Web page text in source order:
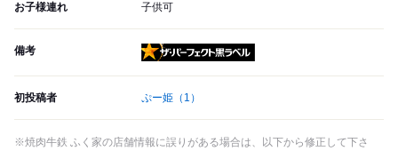
お子様連れ 子供可
備考
初投稿者 ぷー姫 （1）
※焼肉牛鉄 ふく家の店舗情報に誤りがある場合は、以下から修正して下さ